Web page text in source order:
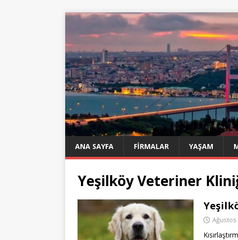
ANA SAYFA FIRMALAR YAŞAM
Yeşilköy Veteriner
Ağustos